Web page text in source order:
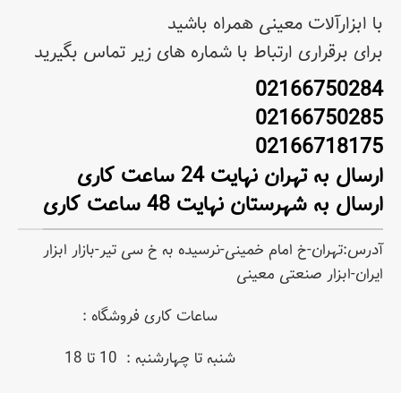
با ابزارآلات معینی همراه باشید
برای برقراری ارتباط با شماره های زیر تماس بگیرید
02166750284
02166750285
02166718175
ارسال به تهران نهایت 24 ساعت کاری
ارسال به شهرستان نهایت 48 ساعت کاری
آدرس:تهران-خ امام خمینی-نرسیده به خ سی تیر-بازار ابزار
ایران-ابزار صنعتی معینی
ساعات کاری فروشگاه :
شنبه تا چهارشنبه : 10 تا 18